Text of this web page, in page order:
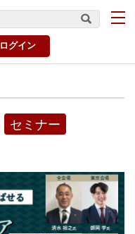
ログイン
セミナー